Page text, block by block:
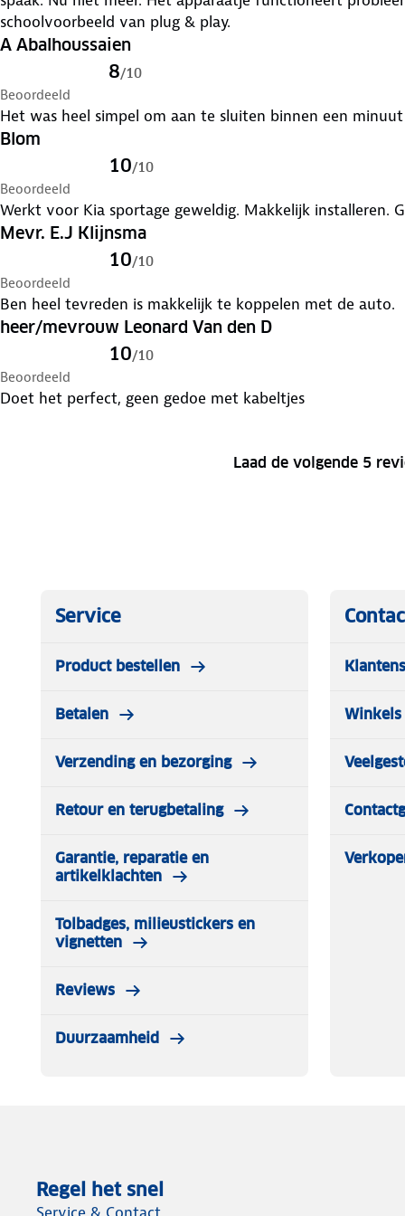
schoolvoorbeeld van plug & play.
A Abalhoussaien
8/10
Beoordeeld
Het was heel simpel om aan te sluiten binnen een
Blom
10/10
Beoordeeld
Werkt voor Kia sportage geweldig. Makkelijk installeren.
Mevr. E.J Klijnsma
10/10
Beoordeeld
Ben heel tevreden is makkelijk te koppelen met de auto.
heer/mevrouw Leonard Van den D
10/10
Beoordeeld
Doet het perfect, geen gedoe met kabeltjes
Laad de volgende 5
Service
Product bestellen
Betalen
Verzending en bezorging
Retour en terugbetaling
Garantie, reparatie en
artikelklachten
Tolbadges, milieustickers en
vignetten
Reviews
Duurzaamheid
Regel het snel